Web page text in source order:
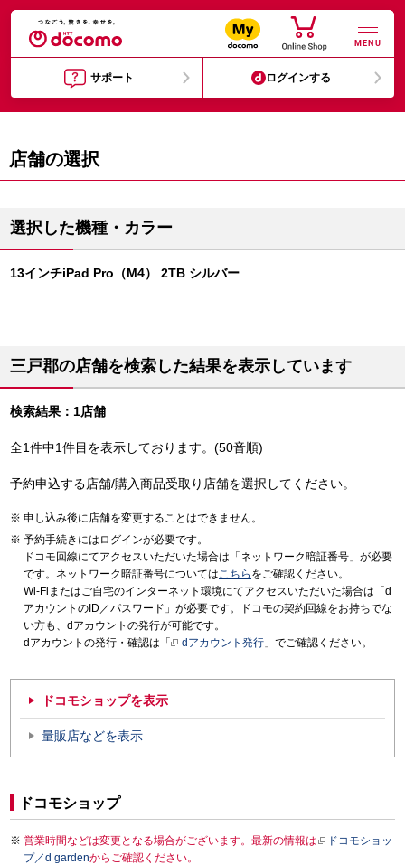
MENU
サポート ログインする
店舗の選択
選択した機種・カラー
13インチiPad Pro（M4） 2TB シルバー
三戸郡の店舗を検索した結果を表示しています
検索結果：1店舗
全1件中1件目を表示しております。(50音順)
予約申込する店舗/購入商品受取り店舗を選択してください。
申し込み後に店舗を変更することはできません。
予約手続きにはログインが必要です。
ドコモ回線にてアクセスいただいた場合は「ネットワーク暗証番号」が必要
です。ネットワーク暗証番号についてはこちら をご確認ください。
Wi-Fiまたはご自宅のインターネット環境にてアクセスいただいた場合は「d
アカウントのID／パスワード」が必要です。ドコモの契約回線をお持ちでな
い方も、dアカウントの発行が可能です。
dアカウントの発行・確認は「
dアカウント発行 」でご確認ください。
ドコモショップを表示
量販店などを表示
ドコモショップ
営業時間などは変更となる場合がございます。最新の情報は
ドコモショッ
プ／d gardenからご確認ください。